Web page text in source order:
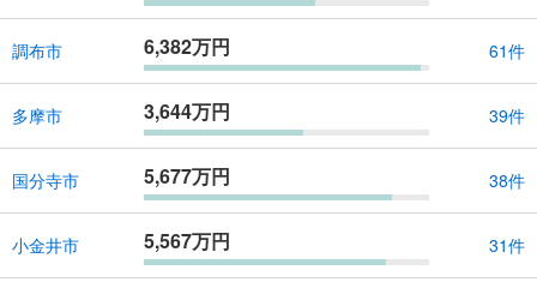
調布市 6,382万円 61件
多摩市 3,644万円 39件
国分寺市 5,677万円 38件
小金井市 5,567万円 31件